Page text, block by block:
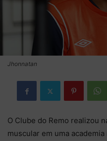
Jhonnatan
O Clube do Remo realizou
muscular em uma